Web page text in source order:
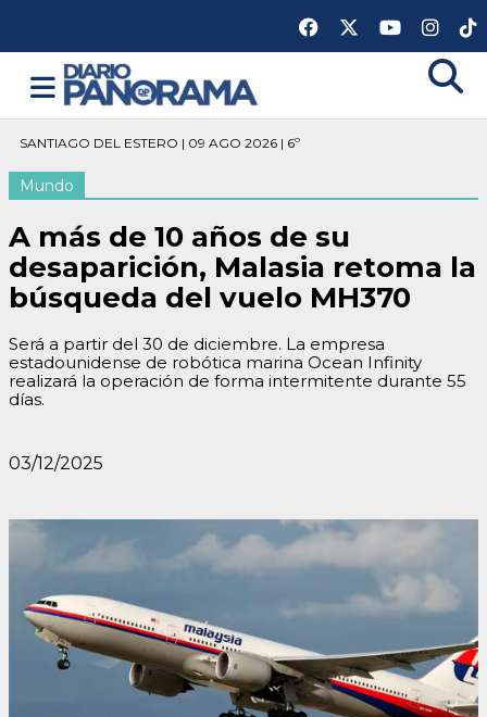
SANTIAGO DEL ESTERO | 09 AGO 2026 | 6º
Mundo
A más de 10 años de su
desaparición, Malasia retoma la
búsqueda del vuelo MH370
Será a partir del 30 de diciembre. La empresa
estadounidense de robótica marina Ocean Infinity
realizará la operación de forma intermitente durante 55
días.
03/12/2025